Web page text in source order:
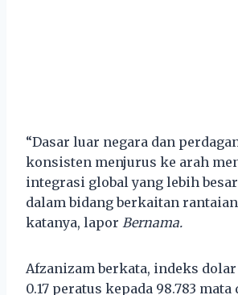
“Dasar luar negara dan
konsisten menjurus ke arah
integrasi global yang lebih
dalam bidang berkaitan rantaian
katanya, lapor Bernama.
Afzanizam berkata, indeks
0.17 peratus kepada 98.783 mata